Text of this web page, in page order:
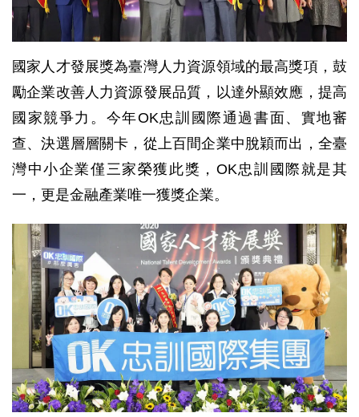
國家人才發展獎為臺灣人力資源領域的最高獎項，鼓
勵企業改善人力資源發展品質，以達外顯效應，提高
國家競爭力。今年OK忠訓國際通過書面、實地審
查、決選層層關卡，從上百間企業中脫穎而出，全臺
灣中小企業僅三家榮獲此獎，OK忠訓國際就是其
一，更是金融產業唯一獲獎企業。